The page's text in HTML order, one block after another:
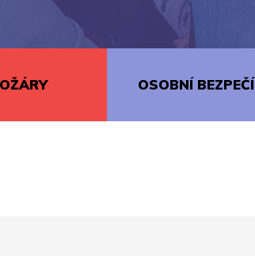
OSOBNÍ BEZPEČÍ